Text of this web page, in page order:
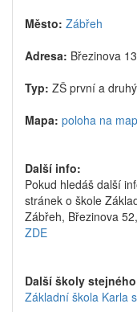
Město: Zábřeh
Adresa: Březinova
Typ: ZŠ první a
Mapa: poloha na
Další info:
Pokud hledáš další
stránek o škole
Zábřeh, Březinova
ZDE
Další školy
Základní škola Karla